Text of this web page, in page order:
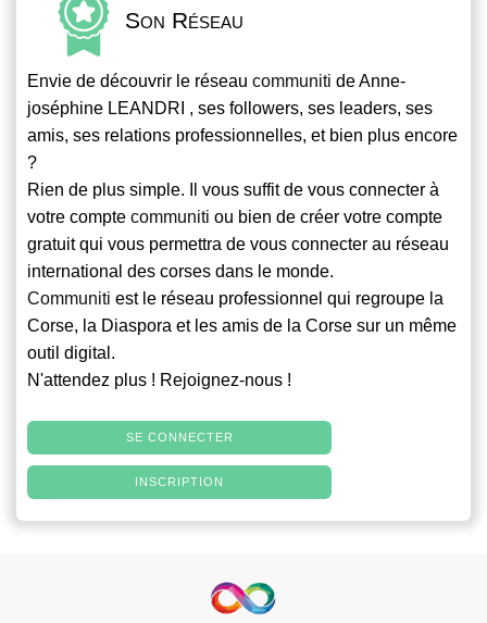
Son Réseau
Envie de découvrir le réseau communiti de Anne-
joséphine LEANDRI , ses followers, ses leaders, ses
amis, ses relations professionnelles, et bien plus encore
?
Rien de plus simple. Il vous suffit de vous connecter à
votre compte communiti ou bien de créer votre compte
gratuit qui vous permettra de vous connecter au réseau
international des corses dans le monde.
Communiti est le réseau professionnel qui regroupe la
Corse, la Diaspora et les amis de la Corse sur un même
outil digital.
N'attendez plus ! Rejoignez-nous !
SE CONNECTER
INSCRIPTION